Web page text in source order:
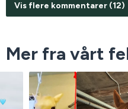
Vis flere kommentarer (12)
Mer fra vårt